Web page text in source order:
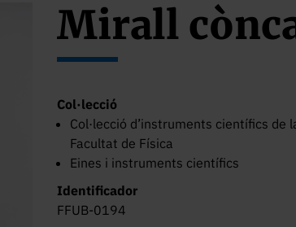
Mirall
Col·lecció
Col·lecció d’instruments científics de
Facultat de Física
Eines i instruments científics
Identificador
FFUB-0194